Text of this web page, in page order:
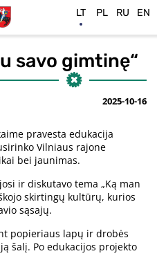
savo gimtinę“
2025-10-16
pravesta edukacija
Vilniaus rajone
bei jaunimas.
ir diskutavo tema „Ką man
skirtingų kultūrų, kurios
sąsajų.
popieriaus lapų ir drobės
šalį. Po edukacijos projekto
LT PL RU EN